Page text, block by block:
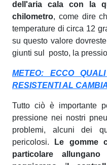
dell'aria cala con la
chilometro, come dire
temperature di circa 12
su questo valore
giunti sul posto, la
METEO: ECCO
RESISTENTI AL
Tutto ciò è importante
pressione nei nostri
problemi, alcuni dei
pericolosi.
Le gomme
particolare